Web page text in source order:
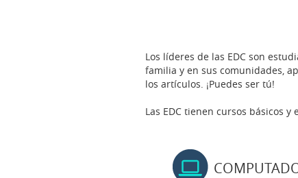
Los líderes de las EDC son
familia y en sus comunidades,
los artículos. ¡Puedes ser tú!
Las EDC tienen cursos básicos